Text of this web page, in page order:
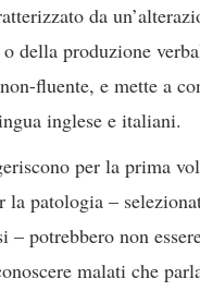
da
della produzione
fluente, e mette a
inglese e italiani.
per la prima
la patologia –
– potrebbero non
malati che